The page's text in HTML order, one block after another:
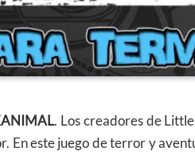
. Los creadores de
En este juego de terror y